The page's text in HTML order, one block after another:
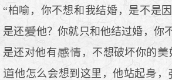
“柏喻，你不想和我结婚，是不是
是还
他？你就只和他结过婚，你
是还对他有
，不想破坏你的
他怎么会想到这里，他站起
，